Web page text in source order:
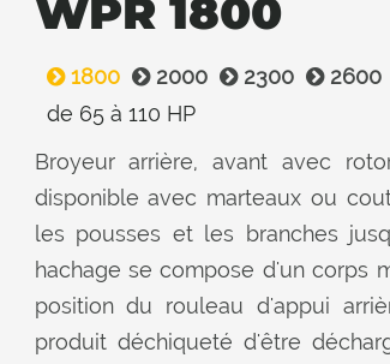
WPR 1800
1800 2000 2300 2600
de 65 à 110 HP
Broyeur arrière, avant avec
disponible avec marteaux ou
les pousses et les branches
hachage se compose d'un corps
position du rouleau d'appui
produit déchiqueté d'être